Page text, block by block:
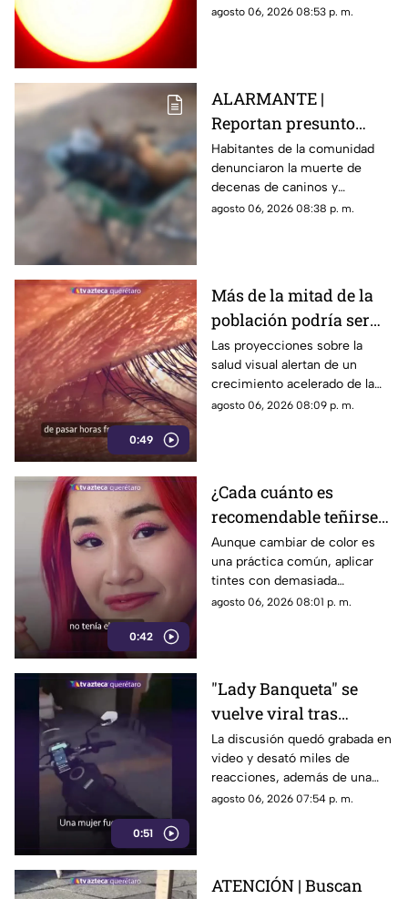
podrá distinguirse sin
agosto 06, 2026 08:53 p. m.
ALARMANTE |
Reportan presunto
env3nen4miento de al
menos 23 perros en
esta zona de Querétaro:
IMAGENES SENSIBLES
Habitantes de la comunidad
denunciaron la muerte de
decenas de caninos y
solicitaron que se esclarezcan
agosto 06, 2026 08:38 p. m.
0:49
Más de la mitad de la
población podría ser
miope en 2050;
especialistas advierten
las causas
Las proyecciones sobre la
salud visual alertan de un
crecimiento acelerado de la
miopía y señalan que pasar
agosto 06, 2026 08:09 p. m.
0:42
¿Cada cuánto es
recomendable teñirse
el cabello?
Especialistas explican
por qué hacerlo
seguido puede dañarlo
Aunque cambiar de color es
una práctica común, aplicar
tintes con demasiada
frecuencia puede afectar la
agosto 06, 2026 08:01 p. m.
0:51
"Lady Banqueta" se
vuelve viral tras
confrontar a un
repartidor; así fue el
momento
La discusión quedó grabada en
video y desató miles de
reacciones, además de una
muestra de apoyo de
agosto 06, 2026 07:54 p. m.
ATENCIÓN | Buscan